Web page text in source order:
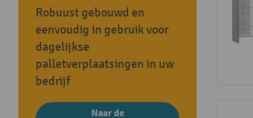
Robuust gebouwd en
eenvoudig in gebruik voor
dagelijkse
palletverplaatsingen in uw
bedrijf
Naar de